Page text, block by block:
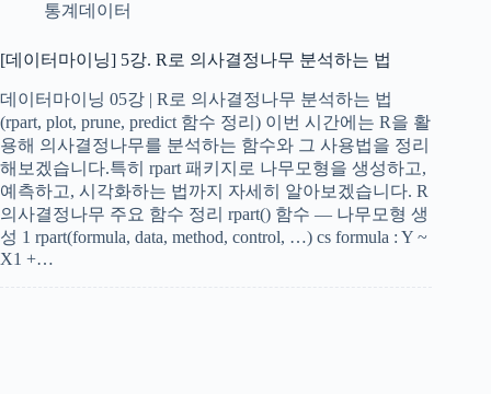
통계데이터
[데이터마이닝] 5강. R로 의사결정나무 분석하는 법
데이터마이닝 05강 | R로 의사결정나무 분석하는 법
(rpart, plot, prune, predict 함수 정리) 이번 시간에는 R을 활
용해 의사결정나무를 분석하는 함수와 그 사용법을 정리
해보겠습니다.특히 rpart 패키지로 나무모형을 생성하고,
예측하고, 시각화하는 법까지 자세히 알아보겠습니다. R
의사결정나무 주요 함수 정리 rpart() 함수 — 나무모형 생
성 1 rpart(formula, data, method, control, …) cs formula : Y ~
X1 +…